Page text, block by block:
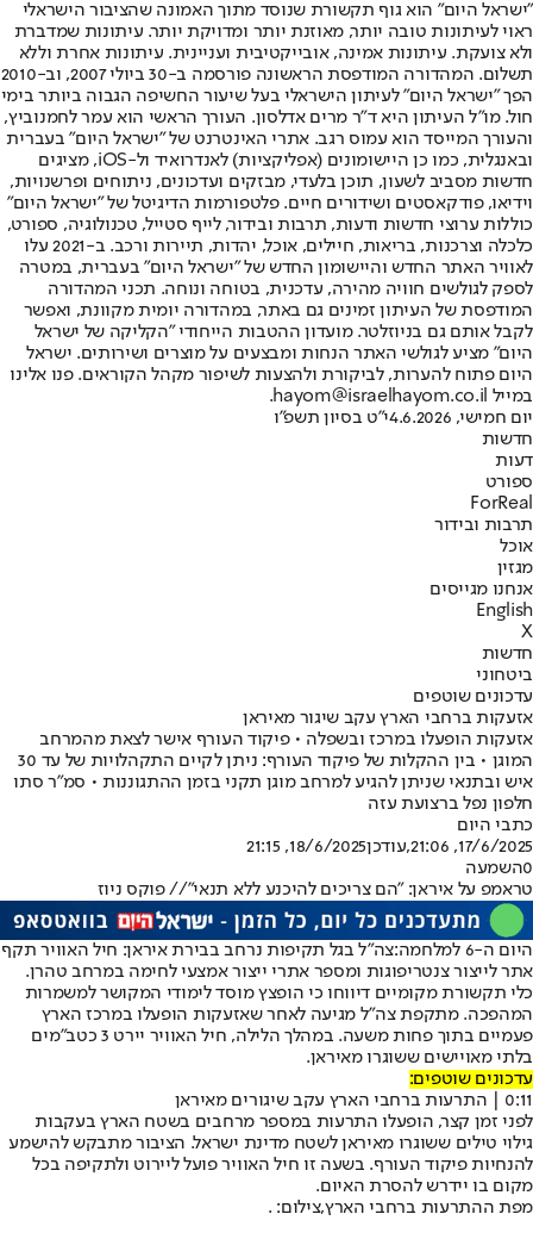
"ישראל היום" הוא גוף תקשורת שנוסד מתוך האמונה שהציבור הישראלי
ראוי לעיתונות טובה יותר, מאוזנת יותר ומדויקת יותר. עיתונות שמדברת
ולא צועקת. עיתונות אמינה, אובייקטיבית ועניינית. עיתונות אחרת וללא
תשלום. המהדורה המודפסת הראשונה פורסמה ב-30 ביולי 2007, וב-2010
הפך "ישראל היום" לעיתון הישראלי בעל שיעור החשיפה הגבוה ביותר בימי
חול. מו"ל העיתון היא ד"ר מרים אדלסון. העורך הראשי הוא עמר לחמנוביץ,
והעורך המייסד הוא עמוס רגב. אתרי האינטרנט של "ישראל היום" בעברית
ובאנגלית, כמו כן היישומונים (אפליקציות) לאנדרואיד ול-iOS, מציגים
חדשות מסביב לשעון, תוכן בלעדי, מבזקים ועדכונים, ניתוחים ופרשנויות,
וידיאו, פודקאסטים ושידורים חיים. פלטפורמות הדיגיטל של "ישראל היום"
כוללות ערוצי חדשות ודעות, תרבות ובידור, לייף סטייל, טכנולוגיה, ספורט,
כלכלה וצרכנות, בריאות, חיילים, אוכל, יהדות, תיירות ורכב. ב-2021 עלו
לאוויר האתר החדש והיישומון החדש של "ישראל היום" בעברית, במטרה
לספק לגולשים חוויה מהירה, עדכנית, בטוחה ונוחה. תכני המהדורה
המודפסת של העיתון זמינים גם באתר, במהדורה יומית מקוונת, ואפשר
לקבל אותם גם בניוזלטר. מועדון ההטבות הייחודי "הקליקה של ישראל
היום" מציע לגולשי האתר הנחות ומבצעים על מוצרים ושירותים. ישראל
היום פתוח להערות, לביקורת ולהצעות לשיפור מקהל הקוראים. פנו אלינו
במייל hayom@israelhayom.co.il.
יום חמישי, 4.6.2026
י"ט בסיון תשפ"ו
חדשות
דעות
ספורט
ForReal
תרבות ובידור
אוכל
מגזין
אנחנו מגייסים
English
X
חדשות
ביטחוני
עדכונים שוטפים
אזעקות ברחבי הארץ עקב שיגור מאיראן
אזעקות הופעלו במרכז ובשפלה • פיקוד העורף אישר לצאת מהמרחב
המוגן • בין ההקלות של פיקוד העורף: ניתן לקיים התקהלויות של עד 30
איש ובתנאי שניתן להגיע למרחב מוגן תקני בזמן ההתגוננות • סמ"ר סתו
חלפון נפל ברצועת עזה
כתבי היום
17/6/2025, 21:06
,עודכן18/6/2025, 21:15
0השמעה
טראמפ על איראן: "הם צריכים להיכנע ללא תנאי"// פוקס ניוז
היום ה-6 למלחמה:
צה"ל בגל תקיפות נרחב בבירת איראן: חיל האוויר תקף
אתר לייצור צנטריפוגות ומספר אתרי ייצור אמצעי לחימה במרחב טהרן.
כלי תקשורת מקומיים דיווחו כי הופצץ מוסד לימודי המקושר למשמרות
המהפכה. מתקפת צה"ל מגיעה לאחר שאזעקות הופעלו במרכז הארץ
פעמיים בתוך פחות משעה. במהלך הלילה, חיל האוויר יירט 3 כטב״מים
בלתי מאויישים ששוגרו מאיראן.
עדכונים שוטפים:
0:11 | התרעות ברחבי הארץ עקב שיגורים מאיראן
לפני זמן קצר, הופעלו התרעות במספר מרחבים בשטח הארץ בעקבות
גילוי טילים ששוגרו מאיראן לשטח מדינת ישראל. הציבור מתבקש להישמע
להנחיות פיקוד העורף. בשעה זו חיל האוויר פועל ליירוט ולתקיפה בכל
מקום בו יידרש להסרת האיום.
מפת ההתרעות ברחבי הארץ,צילום: .